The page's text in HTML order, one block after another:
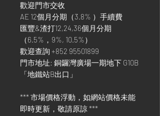
歡迎門市交收
AE 12個月分期（3.8% ）手續費
匯豐&渣打12,24,36個月分期
（6.5%，9%, 10.5%）
歡迎查詢 +852 95501899
門市地址: 銅鑼灣廣場一期地下 G10B
「地鐵站B出口」
*** 市場價格浮動，如網站價格未能
即時更新，敬請原諒 ***